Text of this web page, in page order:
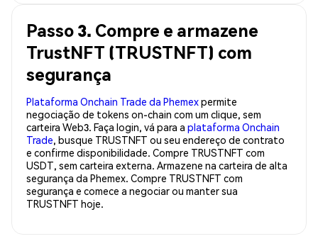
Passo 3. Compre e armazene
TrustNFT (TRUSTNFT) com
segurança
Plataforma Onchain Trade da Phemexpermite
negociação de tokens on-chain com um clique, sem
carteira Web3. Faça login, vá para a plataforma Onchain
Trade, busque TRUSTNFT ou seu endereço de contrato
e confirme disponibilidade. Compre TRUSTNFT com
USDT, sem carteira externa. Armazene na carteira de alta
segurança da Phemex. Compre TRUSTNFT com
segurança e comece a negociar ou manter sua
TRUSTNFT hoje.